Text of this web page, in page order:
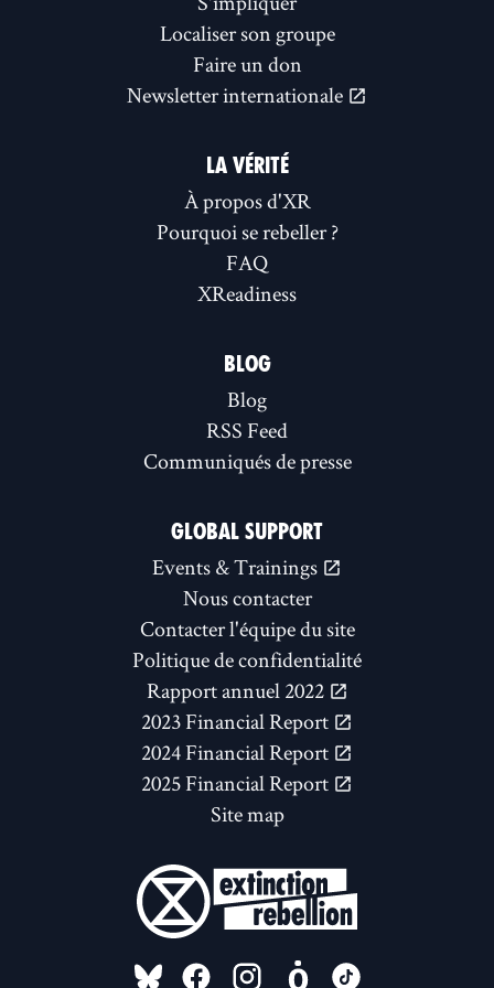
Localiser son groupe
Faire un don
Newsletter internationale
LA VÉRITÉ
À propos d'XR
Pourquoi se rebeller ?
FAQ
XReadiness
BLOG
Blog
RSS Feed
Communiqués de presse
GLOBAL SUPPORT
Events & Trainings
Nous contacter
Contacter l'équipe du site
Politique de confidentialité
Rapport annuel 2022
2023 Financial Report
2024 Financial Report
2025 Financial Report
Site map
FOLLOW US ON